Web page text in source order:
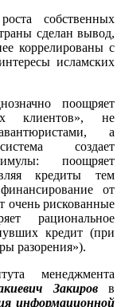
собственных
сделан вывод,
коррелированы с
исламских
поощряет
клиентов», не
а
создает
поощряет
кредиты тем
от
очень рискованные
рациональное
кредит (при
разорения»).
менеджмента
Закиров в
информационной